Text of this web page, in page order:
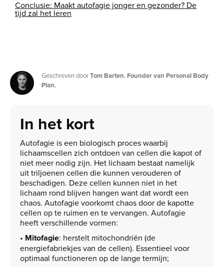
Conclusie: Maakt autofagie jonger en gezonder? De
tijd zal het leren
Geschreven doorTom Barten, Founder van Personal Body
Plan.
In het kort
Autofagie is een biologisch proces waarbij
lichaamscellen zich ontdoen van cellen die kapot of
niet meer nodig zijn. Het lichaam bestaat namelijk
uit triljoenen cellen die kunnen verouderen of
beschadigen. Deze cellen kunnen niet in het
lichaam rond blijven hangen want dat wordt een
chaos. Autofagie voorkomt chaos door de kapotte
cellen op te ruimen en te vervangen. Autofagie
heeft verschillende vormen:
• Mitofagie: herstelt mitochondriën (de
energiefabriekjes van de cellen). Essentieel voor
optimaal functioneren op de lange termijn;